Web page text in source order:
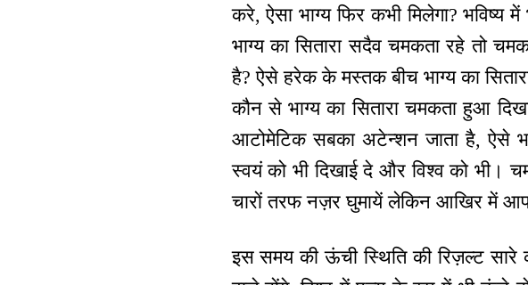
करे, ऐसा भाग्य फिर कभी मिलेगा? भविष्य
भाग्य का सितारा सदैव चमकता रहे तो
है? ऐसे हरेक के मस्तक बीच भाग्य का
कौन से भाग्य का सितारा चमकता हुआ
आटोमेटिक सबका अटेन्शन जाता है, ऐसे
स्वयं को भी दिखाई दे और विश्व को भी।
चारों तरफ नज़र घुमायें लेकिन आखिर में
इस समय की ऊंची स्थिति की रिज़ल्ट